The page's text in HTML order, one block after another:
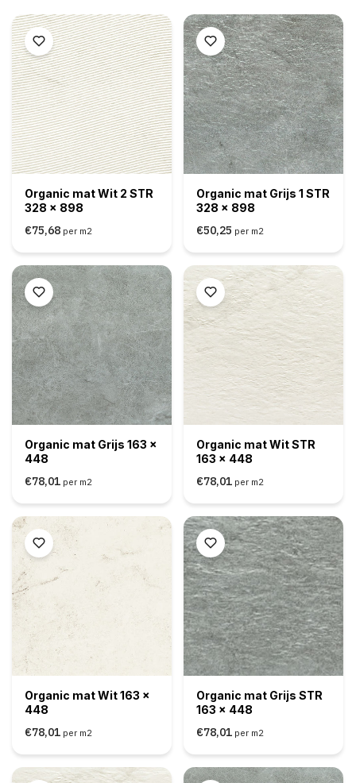
Organic mat Wit 2 STR
328 x 898
€75,68 per m2
Organic mat Grijs 1 STR
328 x 898
€50,25 per m2
Organic mat Grijs 163 x
448
€78,01 per m2
Organic mat Wit STR
163 x 448
€78,01 per m2
Organic mat Wit 163 x
448
€78,01 per m2
Organic mat Grijs STR
163 x 448
€78,01 per m2